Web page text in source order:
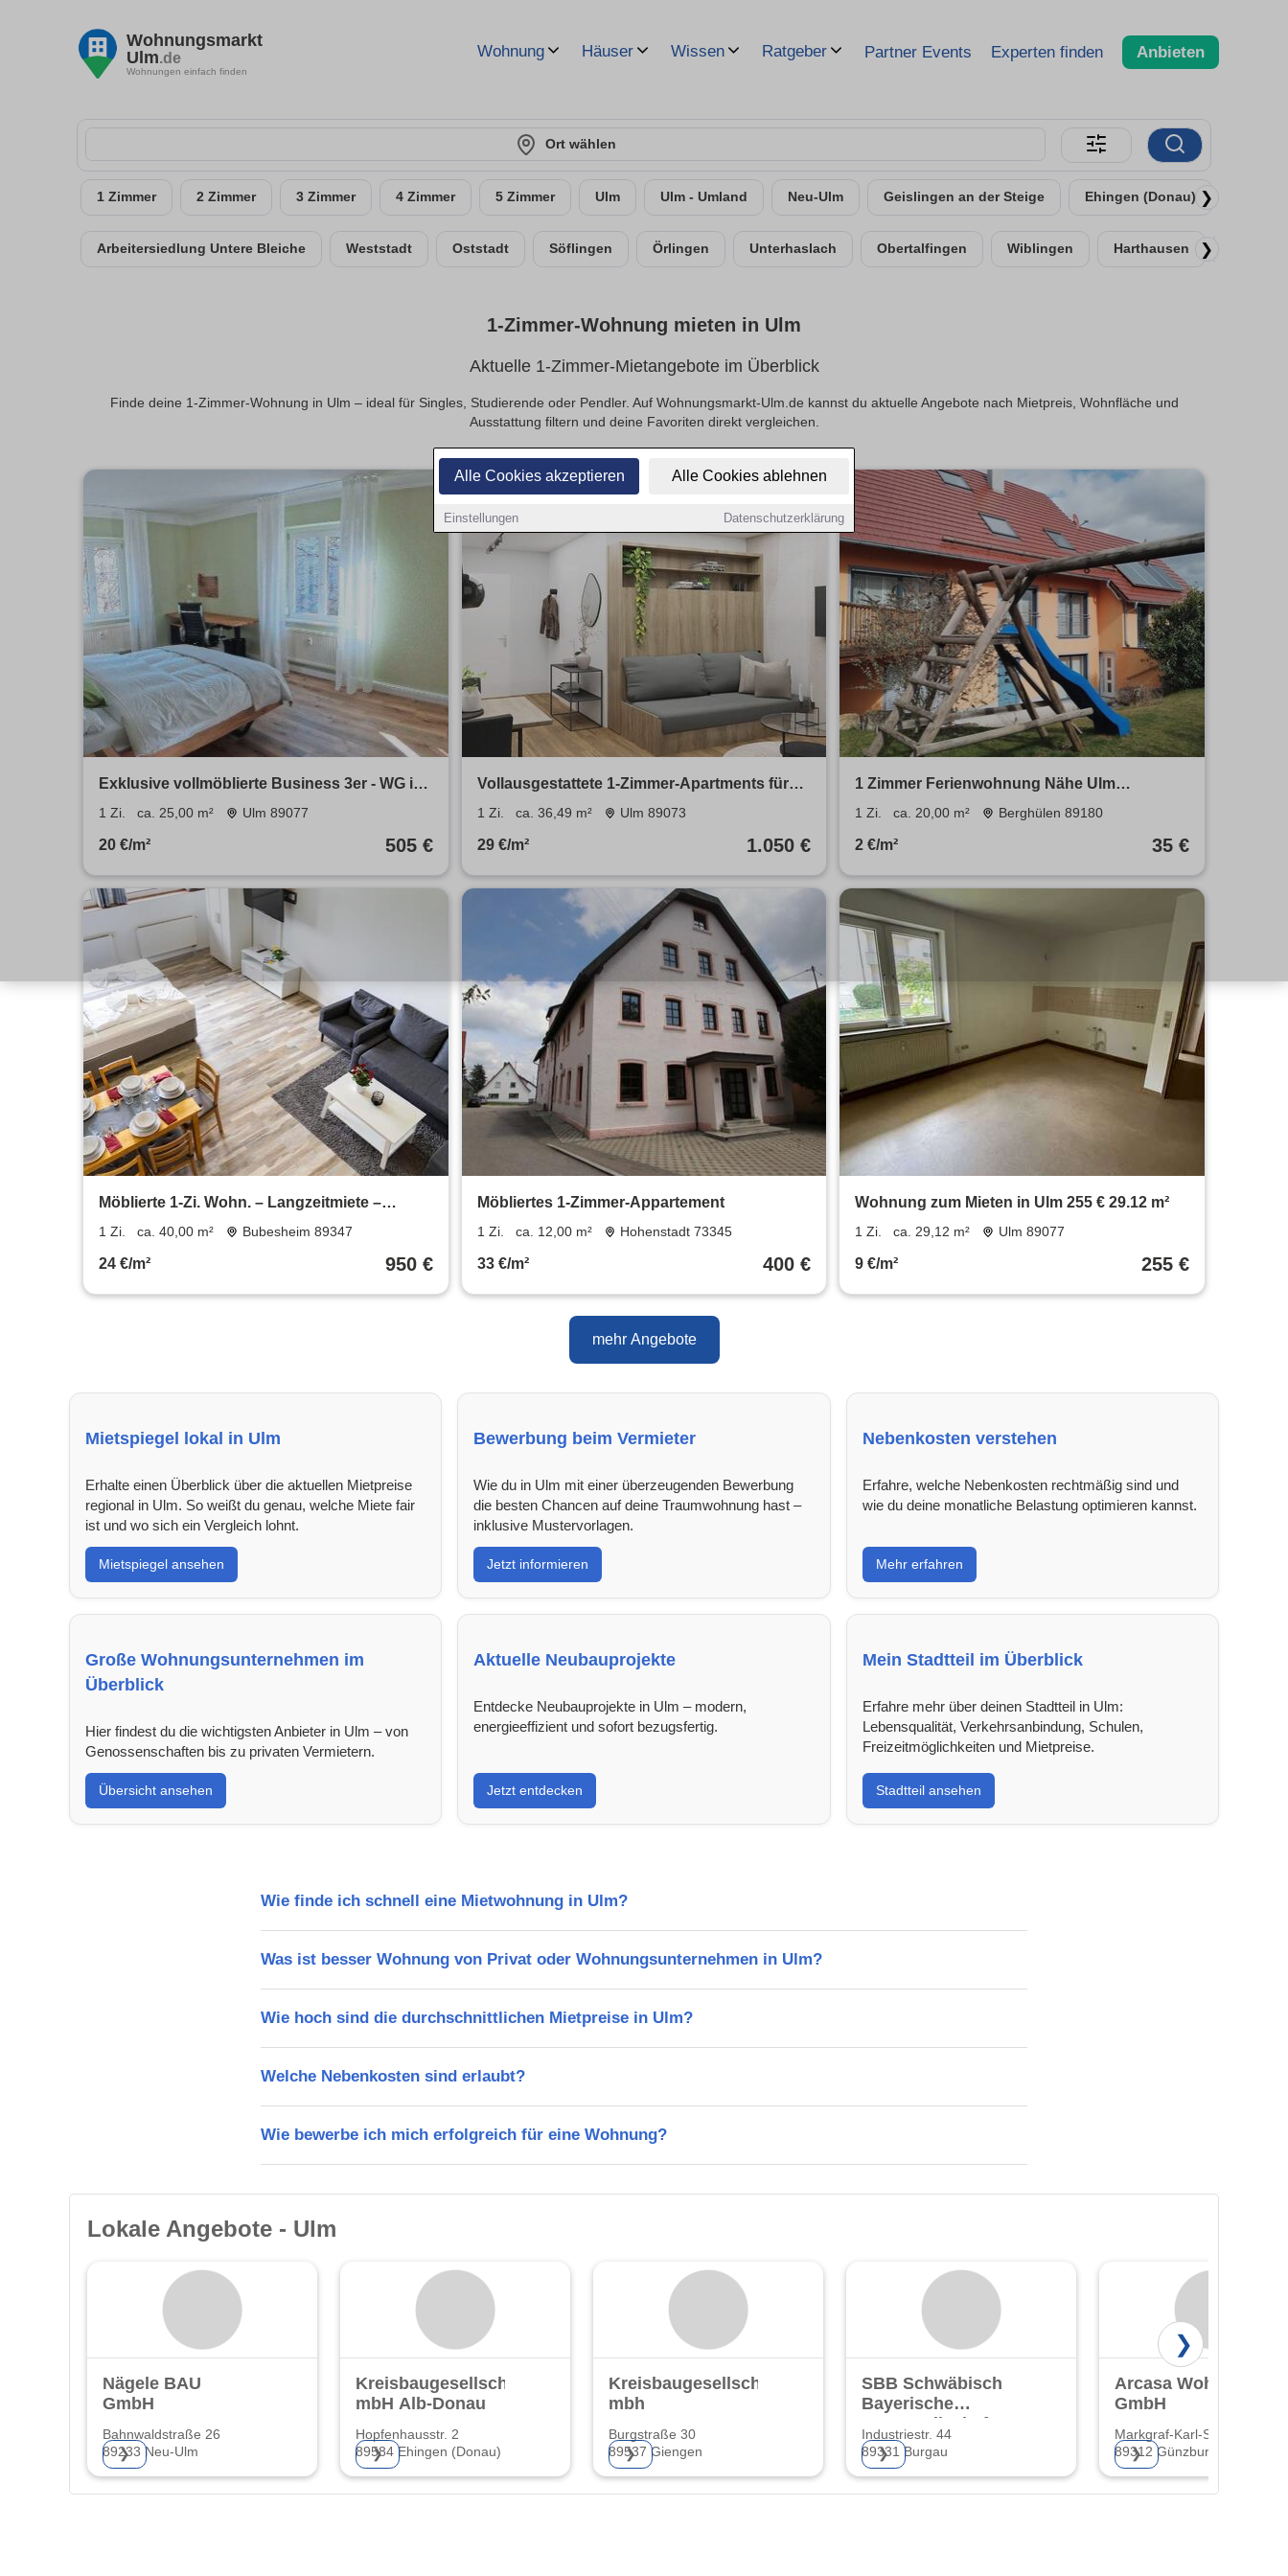
Alle Cookies akzeptieren Alle Cookies ablehnen
Einstellungen Datenschutzerklärung
Wohnungsmarkt
Ulm.de
Wohnungen einfach finden
Wohnung Häuser Wissen Ratgeber Partner Events Experten finden Anbieten
Ort wählen
1 Zimmer 2 Zimmer 3 Zimmer 4 Zimmer 5 Zimmer Ulm Ulm - Umland Neu-Ulm Geislingen an der Steige Ehingen (Donau) ❯
Arbeitersiedlung Untere Bleiche Weststadt Oststadt Söflingen Örlingen Unterhaslach Obertalfingen Wiblingen Harthausen ❯
1-Zimmer-Wohnung mieten in Ulm
Aktuelle 1-Zimmer-Mietangebote im Überblick
Finde deine 1-Zimmer-Wohnung in Ulm – ideal für Singles, Studierende oder Pendler. Auf Wohnungsmarkt-Ulm.de kannst du aktuelle Angebote nach Mietpreis, Wohnfläche und
Ausstattung filtern und deine Favoriten direkt vergleichen.
Exklusive vollmöblierte Business 3er - WG in
Ulm Weststadt
1 Zi. ca. 25,00 m² Ulm 89077
20 €/m² 505 €
Vollausgestattete 1-Zimmer-Apartments für
Studenten in Ulm
1 Zi. ca. 36,49 m² Ulm 89073
29 €/m² 1.050 €
1 Zimmer Ferienwohnung Nähe Ulm
Merklingen zu vermieten
1 Zi. ca. 20,00 m² Berghülen 89180
2 €/m² 35 €
Möblierte 1-Zi. Wohn. – Langzeitmiete –
Warmmiete all-inkl.
1 Zi. ca. 40,00 m² Bubesheim 89347
24 €/m² 950 €
Möbliertes 1-Zimmer-Appartement
1 Zi. ca. 12,00 m² Hohenstadt 73345
33 €/m² 400 €
Wohnung zum Mieten in Ulm 255 € 29.12 m²
1 Zi. ca. 29,12 m² Ulm 89077
9 €/m² 255 €
mehr Angebote
Mietspiegel lokal in Ulm
Erhalte einen Überblick über die aktuellen Mietpreise
regional in Ulm. So weißt du genau, welche Miete fair
ist und wo sich ein Vergleich lohnt.
Mietspiegel ansehen
Bewerbung beim Vermieter
Wie du in Ulm mit einer überzeugenden Bewerbung
die besten Chancen auf deine Traumwohnung hast –
inklusive Mustervorlagen.
Jetzt informieren
Nebenkosten verstehen
Erfahre, welche Nebenkosten rechtmäßig sind und
wie du deine monatliche Belastung optimieren kannst.
Mehr erfahren
Große Wohnungsunternehmen im
Überblick
Hier findest du die wichtigsten Anbieter in Ulm – von
Genossenschaften bis zu privaten Vermietern.
Übersicht ansehen
Aktuelle Neubauprojekte
Entdecke Neubauprojekte in Ulm – modern,
energieeffizient und sofort bezugsfertig.
Jetzt entdecken
Mein Stadtteil im Überblick
Erfahre mehr über deinen Stadtteil in Ulm:
Lebensqualität, Verkehrsanbindung, Schulen,
Freizeitmöglichkeiten und Mietpreise.
Stadtteil ansehen
Wie finde ich schnell eine Mietwohnung in Ulm?
Was ist besser Wohnung von Privat oder Wohnungsunternehmen in Ulm?
Wie hoch sind die durchschnittlichen Mietpreise in Ulm?
Welche Nebenkosten sind erlaubt?
Wie bewerbe ich mich erfolgreich für eine Wohnung?
Lokale Angebote - Ulm
Nägele BAU
GmbH
Bahnwaldstraße 26
89233 Neu-Ulm
❯
Kreisbaugesellschaft
mbH Alb-Donau
Hopfenhausstr. 2
89584 Ehingen (Donau)
❯
Kreisbaugesellschaft
mbh
Burgstraße 30
89537 Giengen
❯
SBB Schwäbisch
Bayerische
Baugesellschaft
mBH
Industriestr. 44
89331 Burgau
❯
Arcasa Wohnbau
GmbH
Markgraf-Karl-Str. 33
89312 Günzburg
❯
❯